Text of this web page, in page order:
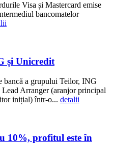
Visa și Mastercard emise
bancomatelor
și Unicredit
bancă a grupului Teilor, ING
Arranger (aranjor principal
inițial) într-o... detalii
10%, profitul este în